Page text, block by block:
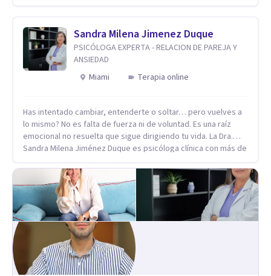
Sandra Milena Jimenez Duque
PSICÓLOGA EXPERTA - RELACION DE PAREJA Y
ANSIEDAD
Miami
Terapia online
Has intentado cambiar, entenderte o soltar… pero vuelves a
lo mismo? No es falta de fuerza ni de voluntad. Es una raíz
emocional no resuelta que sigue dirigiendo tu vida. La Dra.
Sandra Milena Jiménez Duque es psicóloga clínica con más de
profesionales más destacadas en el abordaje profundo de la
ansiedad, la baja autoestima, la dependencia emocional y los
conflictos de pareja. Ha trabajado con pacientes en
diferentes países, acompañando procesos complejos. Su
enfoque terapéutico se diferencia por una premisa clara: no
trabaja el síntoma, trabaja la raíz que lo origina. Su
metodología interviene en tres niveles: regulación del
sistema emocional, reprocesamiento de heridas de la
infancia y reestructuración cognitiva profunda, permitiendo